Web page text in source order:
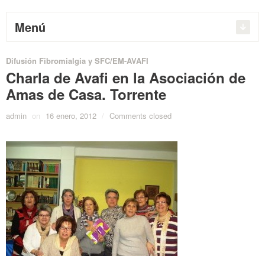
Menú
Difusión Fibromialgia y SFC/EM-AVAFI
Charla de Avafi en la Asociación de
Amas de Casa. Torrente
admin on 16 enero, 2012 / Comments closed